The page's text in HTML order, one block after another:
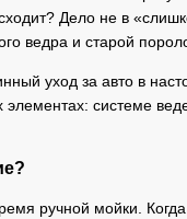
Дело не в
ведра и старой
уход за авто в
элементах: системе
ручной мойки.